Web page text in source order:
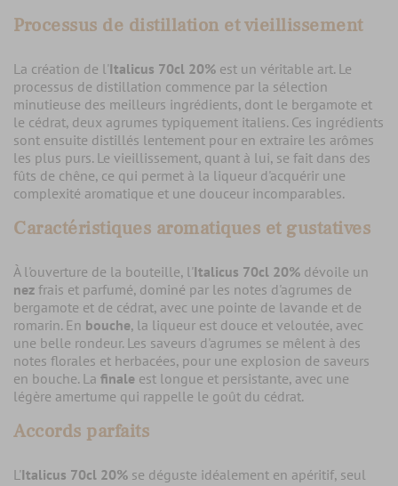
Processus de distillation et vieillissement
La création de l'Italicus 70cl 20% est un véritable art. Le
processus de distillation commence par la sélection
minutieuse des meilleurs ingrédients, dont le bergamote et
le cédrat, deux agrumes typiquement italiens. Ces ingrédients
sont ensuite distillés lentement pour en extraire les arômes
les plus purs. Le vieillissement, quant à lui, se fait dans des
fûts de chêne, ce qui permet à la liqueur d'acquérir une
complexité aromatique et une douceur incomparables.
Caractéristiques aromatiques et gustatives
À l'ouverture de la bouteille, l'Italicus 70cl 20% dévoile un
nez frais et parfumé, dominé par les notes d'agrumes de
bergamote et de cédrat, avec une pointe de lavande et de
romarin. En bouche, la liqueur est douce et veloutée, avec
une belle rondeur. Les saveurs d'agrumes se mêlent à des
notes florales et herbacées, pour une explosion de saveurs
en bouche. La finale est longue et persistante, avec une
légère amertume qui rappelle le goût du cédrat.
Accords parfaits
L'Italicus 70cl 20% se déguste idéalement en apéritif, seul